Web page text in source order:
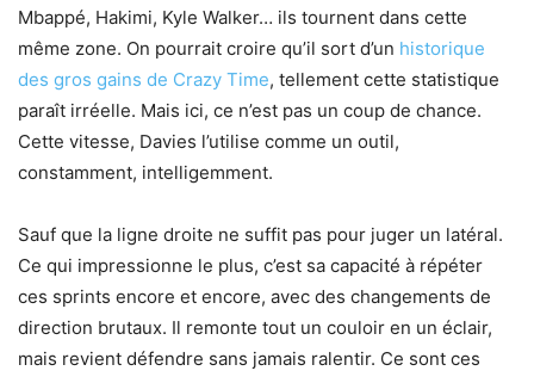
Mbappé, Hakimi, Kyle Walker… ils tournent dans cette
même zone. On pourrait croire qu’il sort d’un historique
des gros gains de Crazy Time, tellement cette statistique
paraît irréelle. Mais ici, ce n’est pas un coup de chance.
Cette vitesse, Davies l’utilise comme un outil,
constamment, intelligemment.
Sauf que la ligne droite ne suffit pas pour juger un latéral.
Ce qui impressionne le plus, c’est sa capacité à répéter
ces sprints encore et encore, avec des changements de
direction brutaux. Il remonte tout un couloir en un éclair,
mais revient défendre sans jamais ralentir. Ce sont ces